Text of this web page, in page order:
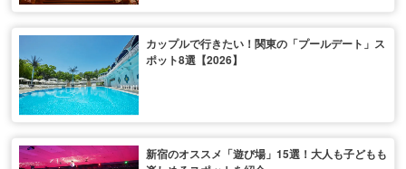
カップルで行きたい！関東の「プールデート」ス
ポット8選【2026】
新宿のオススメ「遊び場」15選！大人も子どもも